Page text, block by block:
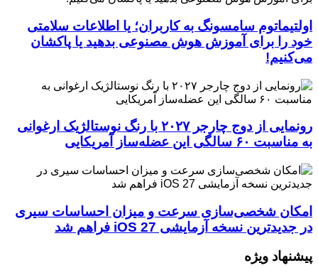
اولتیماتوم سامسونگ به کاربران؛ یا اطلاعات سلامتی
خود را برای آموزش هوش مصنوعی بدهید یا پاکشان
می‌کنیم!
رونمایی از دوج چارجر ۲۰۲۷ با رنگ نوستالژیک ارغوانی
به مناسبت ۶۰ سالگی این عضله‌ساز آمریکایی
امکان شخصی‌سازی سرعت و میزان احساسات سیری
در جدیدترین نسخه آزمایشی iOS 27 فراهم شد
پیشنهاد ویژه